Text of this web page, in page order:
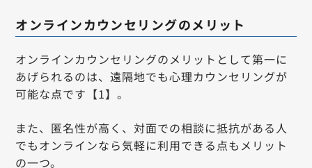
オンラインカウンセリングのメリット
オンラインカウンセリングのメリットとして第一に
あげられるのは、遠隔地でも心理カウンセリングが
可能な点です【1】。
また、匿名性が高く、対面での相談に抵抗がある人
でもオンラインなら気軽に利用できる点もメリット
の一つ。